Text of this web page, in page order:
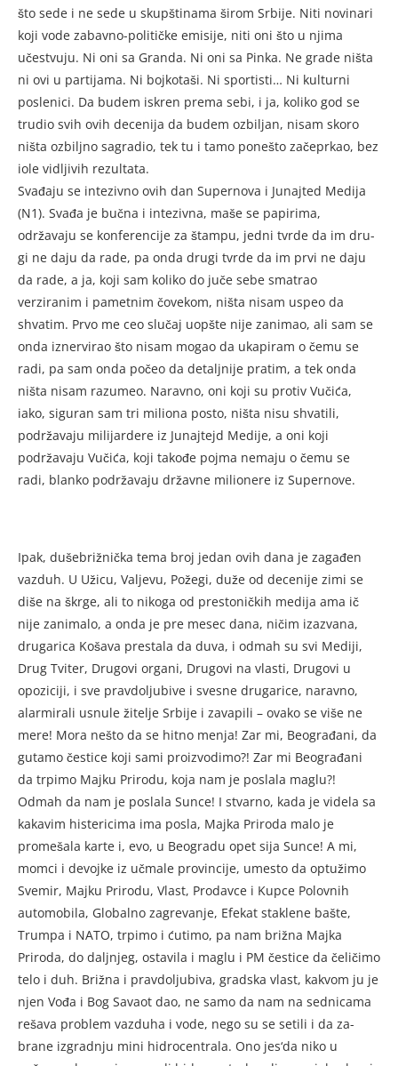
što sede i ne sede u skupštinama širom Srbije. Niti novinari
ko­ji vode zabavno-političke emisi­je, niti oni što u njima
učestvuju. Ni oni sa Granda. Ni oni sa Pinka. Ne grade ništa
ni ovi u partija­ma. Ni bojkotaši. Ni sportisti… Ni kulturni
posleni­ci. Da budem iskren prema sebi, i ja, koli­ko god se
trudio svih ovih decenija da budem ozbiljan, nisam skoro
ništa ozbiljno sagra­dio, tek tu i tamo po­nešto začeprkao, bez
iole vidljivih rezul­tata.
Svađaju se inteziv­no ovih dan Superno­va i Junajted Medija
(N1). Svađa je bučna i intezivna, maše se papi­rima,
održavaju se konferencije za štampu, jedni tvrde da im dru­
gi ne daju da rade, pa onda drugi tvrde da im prvi ne daju
da rade, a ja, koji sam koliko do juče sebe smatrao
verziranim i pametnim čovekom, ništa nisam uspeo da
shvatim. Prvo me ceo slučaj uop­šte nije zanimao, ali sam se
on­da iznervirao što nisam mogao da ukapiram o čemu se
radi, pa sam onda počeo da detaljnije pratim, a tek onda
ništa nisam razumeo. Na­ravno, oni koji su protiv Vučića,
iako, siguran sam tri miliona po­sto, ništa nisu shvatili,
podrža­vaju milijardere iz Junajtejd Me­dije, a oni koji
podržavaju Vučića, koji takođe pojma nemaju o čemu se
radi, blanko podržavaju državne milionere iz Supernove.
Ipak, dušebrižnička tema broj jedan ovih dana je zagađen
vaz­duh. U Užicu, Valjevu, Požegi, duže od decenije zimi se
diše na škrge, ali to nikoga od prestoničkih me­dija ama ič
nije zanimalo, a onda je pre mesec dana, ničim izazva­na,
drugarica Košava prestala da duva, i odmah su svi Mediji,
Drug Tviter, Drugovi organi, Drugovi na vlasti, Drugovi u
opoziciji, i sve pravdoljubive i svesne druga­rice, naravno,
alarmirali usnule žitelje Srbije i zavapili – ova­ko se više ne
mere! Mora nešto da se hitno menja! Zar mi, Beogra­đani, da
gutamo čestice koji sami proizvodimo?! Zar mi Beograđani
da trpimo Majku Prirodu, koja nam je poslala maglu?!
Odmah da nam je poslala Sunce! I stvarno, kada je videla sa
kakavim histericima ima posla, Majka Priroda malo je
promešala karte i, evo, u Beo­gradu opet sija Sunce! A mi,
mom­ci i devojke iz učmale provincije, umesto da optužimo
Svemir, Majku Prirodu, Vlast, Prodavce i Kupce Polovnih
automobila, Globalno zagrevanje, Efekat staklene baš­te,
Trumpa i NATO, trpimo i ćuti­mo, pa nam brižna Majka
Priroda, do daljnjeg, ostavila i maglu i PM čestice da čeličimo
telo i duh. Brižna i pravdoljubiva, gradska vlast, kakvom ju je
njen Vođa i Bog Savaot dao, ne samo da nam na sed­nicama
rešava problem vazduha i vode, nego su se setili i da za­
brane izgradnju mini hidrocen­trala. Ono jes‘da niko u